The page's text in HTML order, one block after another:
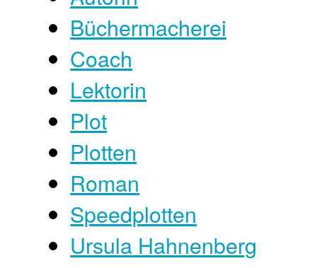
Büchermacherei
Coach
Lektorin
Plot
Plotten
Roman
Speedplotten
Ursula Hahnenberg